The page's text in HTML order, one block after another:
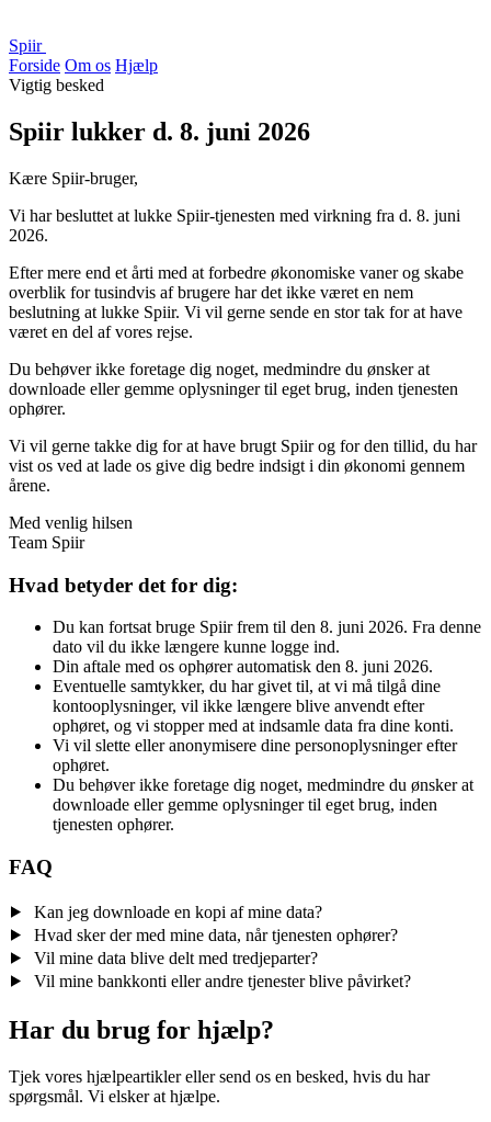
Spiir
Forside Om os Hjælp
Vigtig besked
Spiir lukker d. 8. juni 2026
Kære Spiir-bruger,
Vi har besluttet at lukke Spiir-tjenesten med virkning fra d. 8. juni
2026.
Efter mere end et årti med at forbedre økonomiske vaner og skabe
overblik for tusindvis af brugere har det ikke været en nem
beslutning at lukke Spiir. Vi vil gerne sende en stor tak for at have
været en del af vores rejse.
Du behøver ikke foretage dig noget, medmindre du ønsker at
downloade eller gemme oplysninger til eget brug, inden tjenesten
ophører.
Vi vil gerne takke dig for at have brugt Spiir og for den tillid, du har
vist os ved at lade os give dig bedre indsigt i din økonomi gennem
årene.
Med venlig hilsen
Team Spiir
Hvad betyder det for dig:
Du kan fortsat bruge Spiir frem til den 8. juni 2026. Fra denne
dato vil du ikke længere kunne logge ind.
Din aftale med os ophører automatisk den 8. juni 2026.
Eventuelle samtykker, du har givet til, at vi må tilgå dine
kontooplysninger, vil ikke længere blive anvendt efter
ophøret, og vi stopper med at indsamle data fra dine konti.
Vi vil slette eller anonymisere dine personoplysninger efter
ophøret.
Du behøver ikke foretage dig noget, medmindre du ønsker at
downloade eller gemme oplysninger til eget brug, inden
tjenesten ophører.
FAQ
Kan jeg downloade en kopi af mine data?
Hvad sker der med mine data, når tjenesten ophører?
Vil mine data blive delt med tredjeparter?
Vil mine bankkonti eller andre tjenester blive påvirket?
Har du brug for hjælp?
Tjek vores hjælpeartikler eller send os en besked, hvis du har
spørgsmål. Vi elsker at hjælpe.